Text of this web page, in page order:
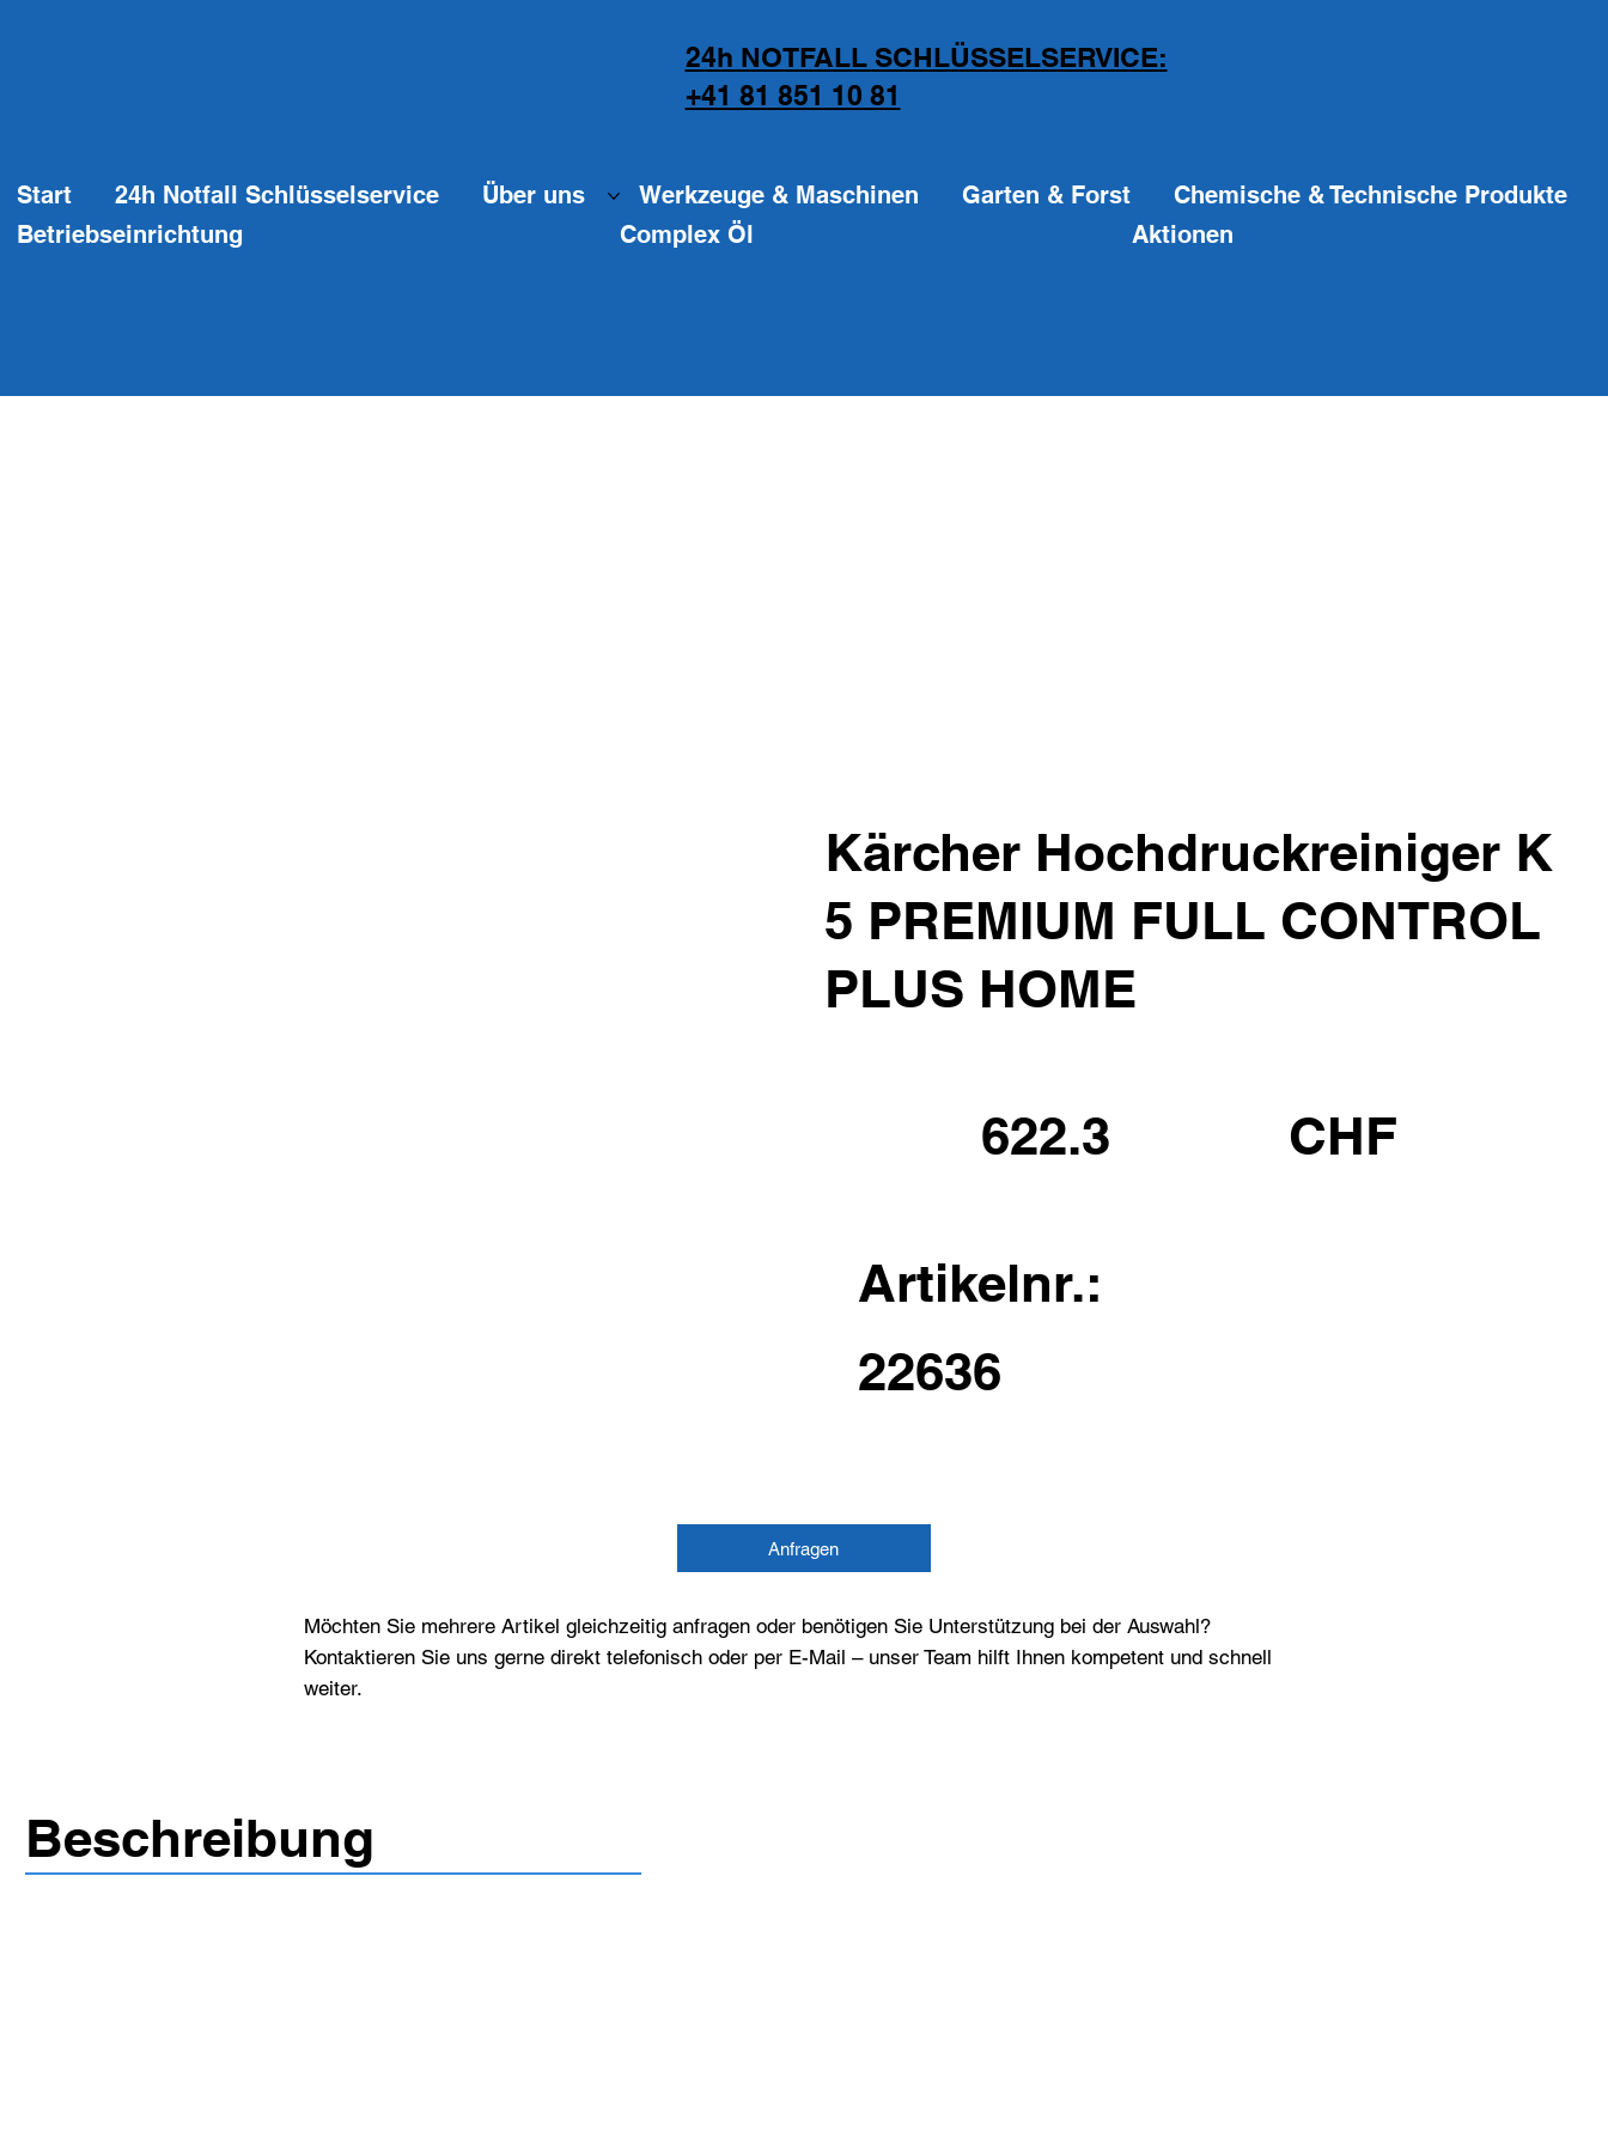
24h NOTFALL SCHLÜSSELSERVICE:
+41 81 851 10 81
Start 24h Notfall Schlüsselservice Über uns Werkzeuge & Maschinen Garten & Forst
Chemische & Technische Produkte
Betriebseinrichtung
Complex Öl Aktionen
Kärcher Hochdruckreiniger K
5 PREMIUM FULL CONTROL
PLUS HOME
622.3 CHF
Artikelnr.:
22636
Anfragen
Möchten Sie mehrere Artikel gleichzeitig anfragen oder benötigen Sie Unterstützung bei der Auswahl?
Kontaktieren Sie uns gerne direkt telefonisch oder per E-Mail – unser Team hilft Ihnen kompetent und schnell
weiter.
Beschreibung